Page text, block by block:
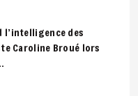
l’intelligence des
Caroline Broué lors